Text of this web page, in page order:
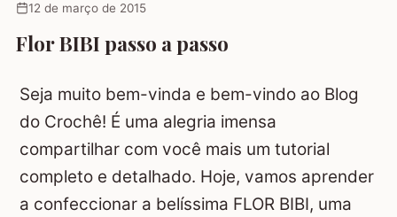
12 de março de 2015
Flor BIBI passo a passo
Seja muito bem-vinda e bem-vindo ao Blog
do Crochê! É uma alegria imensa
compartilhar com você mais um tutorial
completo e detalhado. Hoje, vamos aprender
a confeccionar a belíssima FLOR BIBI, uma